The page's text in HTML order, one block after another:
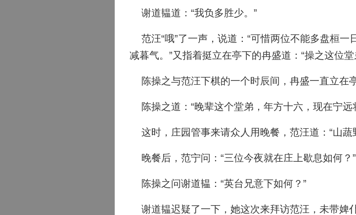
谢道韫道：“我负多胜少。”
范汪“哦”了一声，说道：“可惜两位不能多盘桓一
减暮气。”又指着挺立在亭下的冉盛道：“操之这位
陈操之与范汪下棋的一个时辰间，冉盛一直立在
陈操之道：“晚辈这个堂弟，年方十六，现在宁远
这时，庄园管事来请众人用晚餐，范汪道：“山蔬
晚餐后，范宁问：“三位今夜就在庄上歇息如何？”
陈操之问谢道韫：“英台兄意下如何？”
谢道韫迟疑了一下，她这次来拜访范汪，未带婢